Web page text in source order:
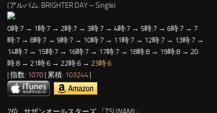
(アルバム: BRIGHTER DAY – Single)
0時:7 → 1時:7 → 2時:7 → 3時:7 → 4時:7 → 5時:7 → 6時:7 → 7
時:7 → 8時:7 → 9時:7 → 10時:7 → 11時:7 → 12時:7 → 13時:7 →
14時:7 → 15時:7 → 16時:7 → 17時:7 → 18時:8 → 19時:8 → 20
時:8 → 21時:6 → 22時:6 → 23時:6
| 指数: 1070 | 累積: 103244